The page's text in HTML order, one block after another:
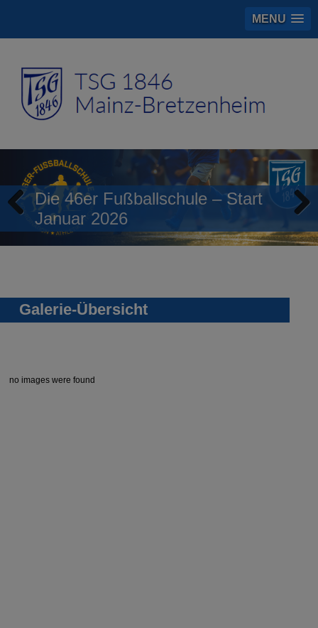
MENU
Die 46er Fußballschule – Start
Januar 2026
Previous
Galerie-Übersicht
no images were found